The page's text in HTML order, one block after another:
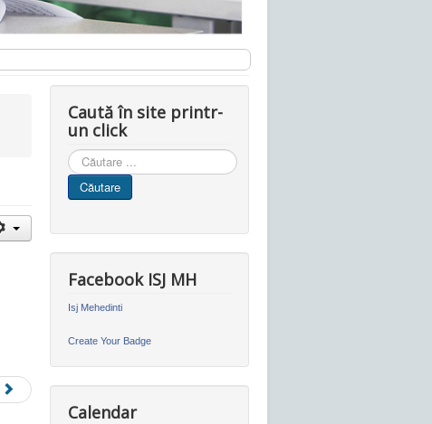
Caută în site printr-
un click
Cauta
in
site
Căutare
Facebook ISJ MH
Isj Mehedinti
Create Your Badge
Calendar